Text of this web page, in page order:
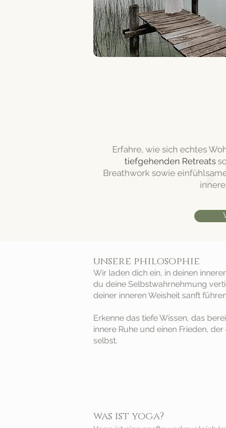
Erfahre, wie sich echtes
tiefgehenden Retreats
Breathwork sowie
Wir laden dich ein, in deinen
du deine Selbstwahrnehmung
deiner inneren Weisheit sanft
Erkenne das tiefe Wissen, das
innere Ruhe und einen Frieden,
selbst.​
unsere philosophie
was ist yoga?